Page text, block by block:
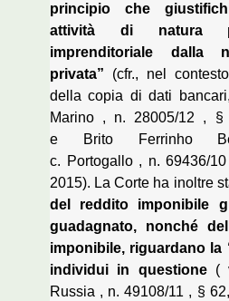
principio che
attività di natura
imprenditoriale dalla
privata” (cfr., nel
della copia di dati bancari,
Marino , n. 28005/12 , §
e
Brito Ferrinho
c. Portogallo, n.69436/10
2015). La Corte ha inoltre
del reddito imponibile
guadagnato, nonché
imponibile, riguardano la
individui in questione(
Russia , n.49108/11 , §